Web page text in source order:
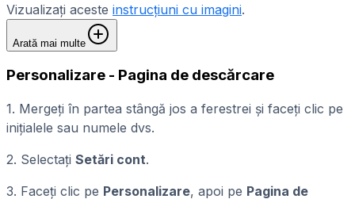
Vizualizați aceste instrucțiuni cu imagini.
Arată mai multe
Personalizare - Pagina de descărcare
1. Mergeți în partea stângă jos a ferestrei și faceți clic pe
inițialele sau numele dvs.
2. Selectați Setări cont.
3. Faceți clic pe Personalizare, apoi pe Pagina de